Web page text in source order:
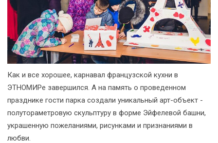
Как и все хорошее, карнавал французской кухни в
ЭТНОМИРе завершился. А на память о проведенном
празднике гости парка создали уникальный арт-объект -
полутораметровую скульптуру в форме Эйфелевой башни,
украшенную пожеланиями, рисунками и признаниями в
любви.